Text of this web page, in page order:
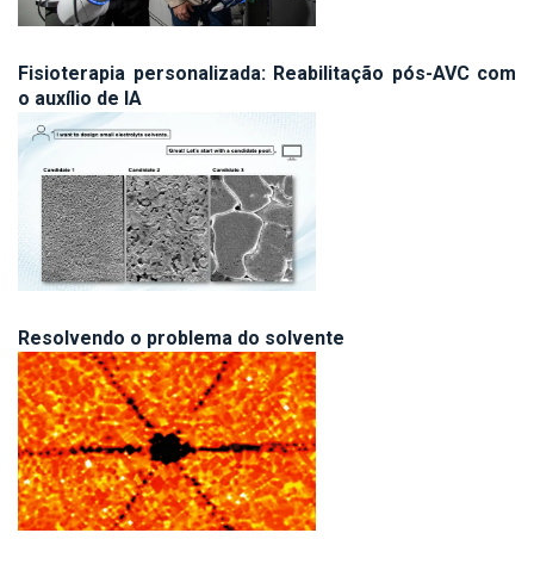
Fisioterapia personalizada: Reabilitação pós-AVC com
o auxílio de IA
Resolvendo o problema do solvente